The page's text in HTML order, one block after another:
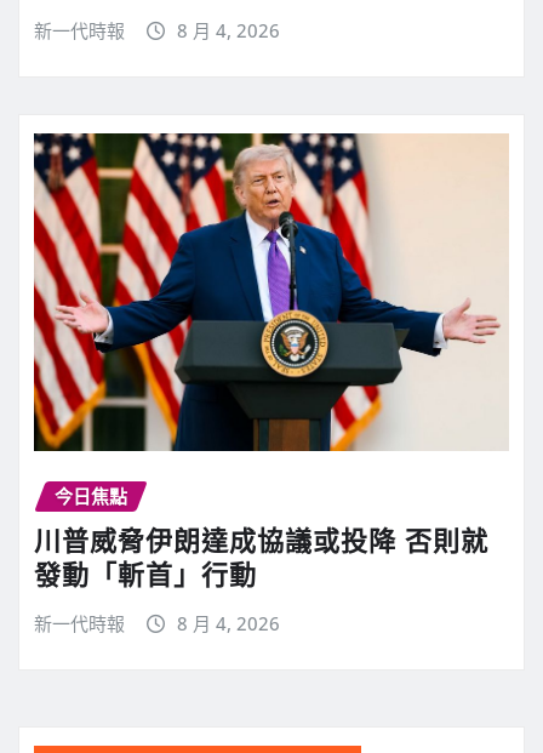
新一代時報 8 月 4, 2026
今日焦點
川普威脅伊朗達成協議或投降 否則就
發動「斬首」行動
新一代時報 8 月 4, 2026